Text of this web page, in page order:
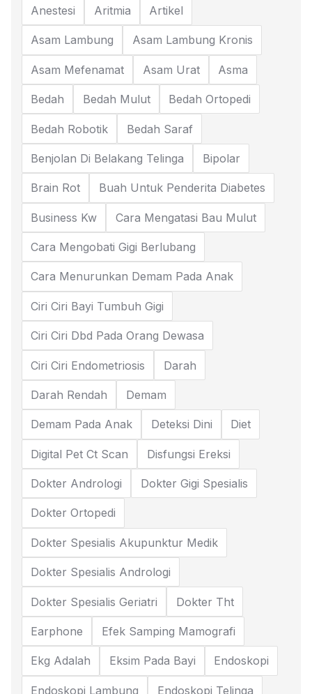
Anestesi Aritmia Artikel
Asam Lambung Asam Lambung Kronis
Asam Mefenamat Asam Urat Asma
Bedah Bedah Mulut Bedah Ortopedi
Bedah Robotik Bedah Saraf
Benjolan Di Belakang Telinga Bipolar
Brain Rot Buah Untuk Penderita Diabetes
Business Kw Cara Mengatasi Bau Mulut
Cara Mengobati Gigi Berlubang
Cara Menurunkan Demam Pada Anak
Ciri Ciri Bayi Tumbuh Gigi
Ciri Ciri Dbd Pada Orang Dewasa
Ciri Ciri Endometriosis Darah
Darah Rendah Demam
Demam Pada Anak Deteksi Dini Diet
Digital Pet Ct Scan Disfungsi Ereksi
Dokter Andrologi Dokter Gigi Spesialis
Dokter Ortopedi
Dokter Spesialis Akupunktur Medik
Dokter Spesialis Andrologi
Dokter Spesialis Geriatri Dokter Tht
Earphone Efek Samping Mamografi
Ekg Adalah Eksim Pada Bayi Endoskopi
Endoskopi Lambung Endoskopi Telinga